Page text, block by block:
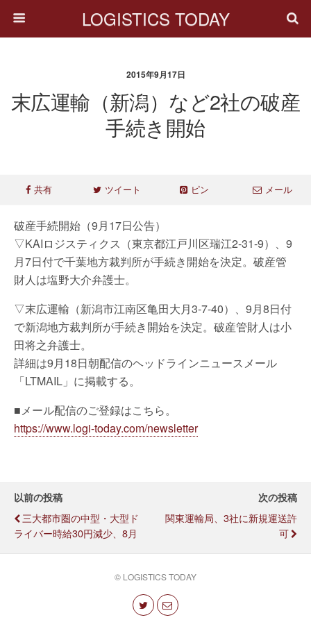
LOGISTICS TODAY
2015年9月17日
末広運輸（新潟）など2社の破産
手続き開始
共有 ツイート ピン メール
破産手続開始（9月17日公告）
▽KAIロジスティクス（東京都江戸川区瑞江2-31-9）、9
月7日付で千葉地方裁判所が手続き開始を決定。破産管
財人は塩野大介弁護士。
▽末広運輸（新潟市江南区亀田大月3-7-40）、9月8日付
で新潟地方裁判所が手続き開始を決定。破産管財人は小
田将之弁護士。
詳細は9月18日朝配信のヘッドラインニュースメール
「LTMAIL」に掲載する。
■メール配信のご登録はこちら。
https://www.logi-today.com/newsletter
以前の投稿
三大都市圏の中型・大型ド
ライバー時給30円減少、8月
次の投稿
関東運輸局、3社に新規運送許
可
© LOGISTICS TODAY